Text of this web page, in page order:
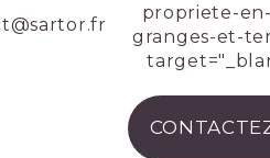
propriete-
granges-et-